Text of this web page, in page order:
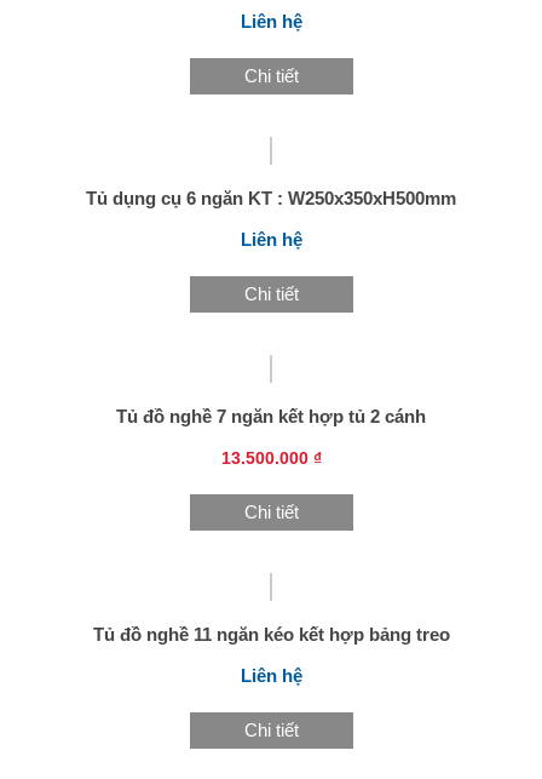
Liên hệ
Chi tiết
Tủ dụng cụ 6 ngăn KT : W250x350xH500mm
Liên hệ
Chi tiết
Tủ đồ nghề 7 ngăn kết hợp tủ 2 cánh
13.500.000 ₫
Chi tiết
Tủ đồ nghề 11 ngăn kéo kết hợp bảng treo
Liên hệ
Chi tiết